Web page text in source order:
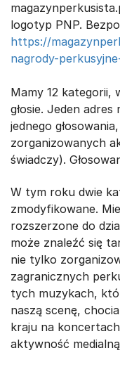
logotyp PNP.
https://
nagrody-
Mamy 12 kategorii,
głosie. Jeden
jednego
zorganizowanych
świadczy).
W tym roku dwie
zmodyfikowane.
rozszerzone do
może znaleźć się
nie tylko
zagranicznych
tych muzykach,
naszą scenę,
kraju na
aktywność